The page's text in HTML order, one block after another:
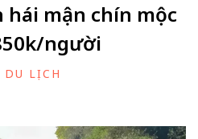
hái mận chín mộc
người
DU LỊCH